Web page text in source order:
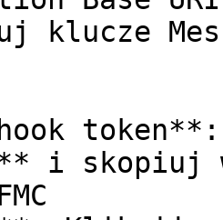
klucze
i skopiuj